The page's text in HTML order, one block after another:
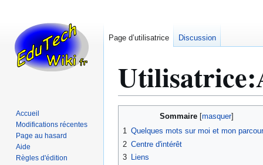
Utilisatrice:
navigation
recherche
Sommaire
1 Quelques mots sur moi et mon
2 Centre d'intérêt
3 Liens
Page d’utilisatrice Discussion
Accueil
Modifications récentes
Page au hasard
Aide
Règles d'édition